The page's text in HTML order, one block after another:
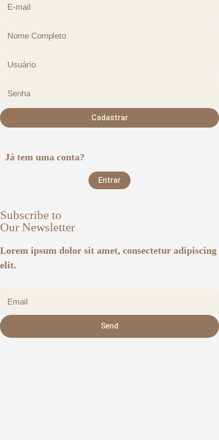
Cadastrar
Já tem uma conta?
Entrar
Subscribe to
Our Newsletter
Lorem ipsum dolor sit amet, consectetur adipiscing
elit.
Send